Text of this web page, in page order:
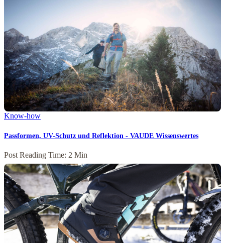
Know-how
Passformen, UV-Schutz und Reflektion - VAUDE Wissenswertes
Post Reading Time: 2 Min